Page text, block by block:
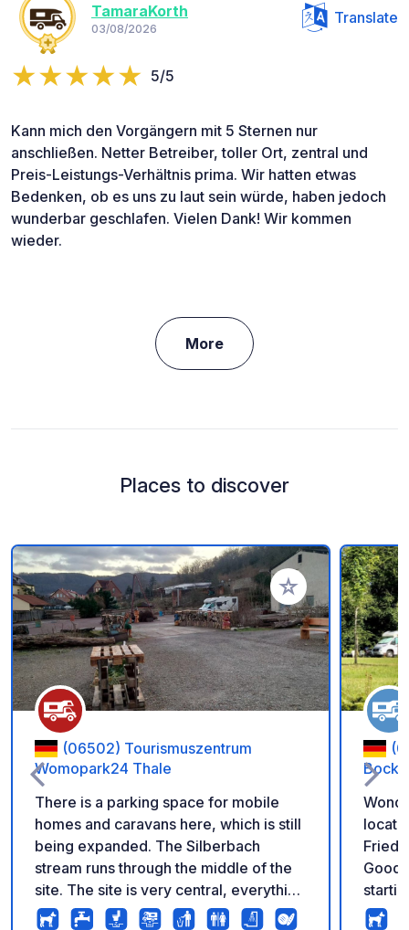
TamaraKorth
03/08/2026
Translate
5/5
Kann mich den Vorgängern mit 5 Sternen nur
anschließen. Netter Betreiber, toller Ort, zentral und
Preis-Leistungs-Verhältnis prima. Wir hatten etwas
Bedenken, ob es uns zu laut sein würde, haben jedoch
wunderbar geschlafen. Vielen Dank! Wir kommen
wieder.
More
Places to discover
Add to your
(06502) Tourismuszentrum
Womopark24 Thale
There is a parking space for mobile
homes and caravans here, which is still
being expanded. The Silberbach
stream runs through the middle of the
site. The site is very central, everything
in the town is easy to reach. Public
Good